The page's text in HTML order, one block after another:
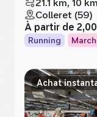
21.1 km, 10
Colleret (59)
À partir de
Running
Achat